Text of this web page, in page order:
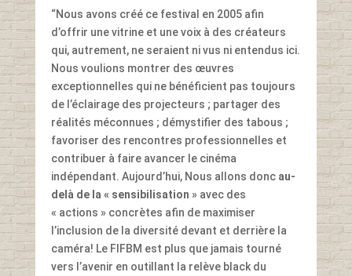
“Nous avons créé ce festival en 2005 afin
d’offrir une vitrine et une voix à des créateurs
qui, autrement, ne seraient ni vus ni entendus ici.
Nous voulions montrer des œuvres
exceptionnelles qui ne bénéficient pas toujours
de l’éclairage des projecteurs ; partager des
réalités méconnues ; démystifier des tabous ;
favoriser des rencontres professionnelles et
contribuer à faire avancer le cinéma
indépendant. Aujourd’hui, Nous allons donc au-
delà de la « sensibilisation » avec des
« actions » concrètes afin de maximiser
l’inclusion de la diversité devant et derrière la
caméra! Le FIFBM est plus que jamais tourné
vers l’avenir en outillant la relève black du